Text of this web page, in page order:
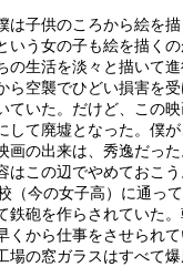
子供のころから絵を
いう女の子も絵を描く
の生活を淡々と描いて
空襲でひどい損害を
いた。だけど、この
て廃墟となった。僕
の出来は、秀逸だっ
この辺でやめておこう
今の女子高）に通っ
鉄砲を作らされていた
から仕事をさせられて
の窓ガラスはすべて